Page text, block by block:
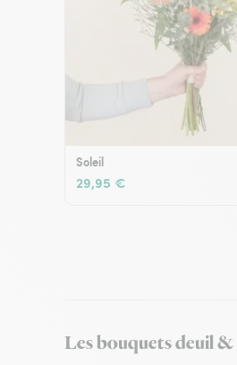
Soleil
29,95 €
Les bouquets deuil &